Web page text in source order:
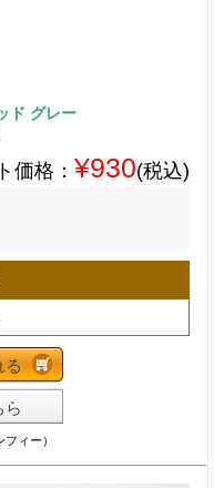
ド グレー
価格： ¥930(税込)
る
ら
ィー）